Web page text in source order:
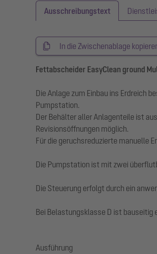
Ausschreibungstext
In die Zwischenablage
Fettabscheider EasyClean ground
Die Anlage zum Einbau ins Erdreich
Pumpstation.
Der Behälter aller Anlagenteile ist
Revisionsöffnungen möglich.
Für die geruchsreduzierte manuelle
Die Pumpstation ist mit zwei
Die Steuerung erfolgt durch ein
Bei Belastungsklasse D ist bauseitig
Ausführung